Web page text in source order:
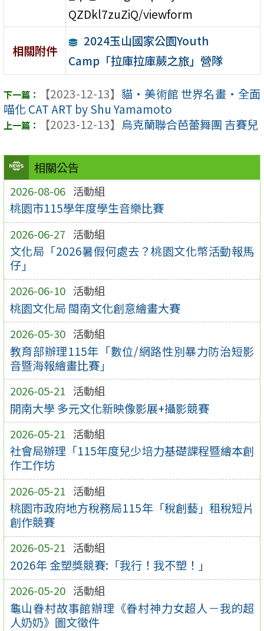
相關公告
2026-08-06 活動組
桃園市115學年度學生音樂比賽
2026-06-27 活動組
文化局「2026暑假何處去？桃園文化幣活動報馬
仔」
2026-06-10 活動組
桃園文化局 閩南文化創意繪畫大賽
2026-05-30 活動組
教育部辦理115年「數位/網路性別暴力防治短影
音暨海報繪畫比賽」
2026-05-21 活動組
開南大學 多元文化新映像影展+攝影競賽
2026-05-21 活動組
社會局辦理「115年度兒少培力基礎課程暨繪本創
作工作坊
2026-05-21 活動組
桃園市政府地方稅務局115年「稅創藝」租稅短片
創作競賽
2026-05-21 活動組
2026年 金塑獎競賽:「我行！我不塑！」
2026-05-20 活動組
龜山眷村故事館辦理《眷村神力女超人－我的超
人奶奶》圖文徵件
QZDkl7zuZiQ/viewform
相關附件
2024玉山國家公園Youth
Camp「拉庫拉庫蕨之旅」營隊
【2023-12-13】 貓•美術館 世界名畫•全面
喵化 CAT ART by Shu Yamamoto
【2023-12-13】 烏克蘭聯合芭蕾舞團 吉賽兒